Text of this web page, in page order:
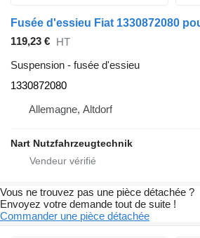
119,23 €
HT
Suspension - fusée d'essieu
1330872080
Allemagne, Altdorf
Nart Nutzfahrzeugtechnik
Vous ne trouvez pas une pièce détachée ?
Envoyez votre demande tout de suite !
Commander une pièce détachée